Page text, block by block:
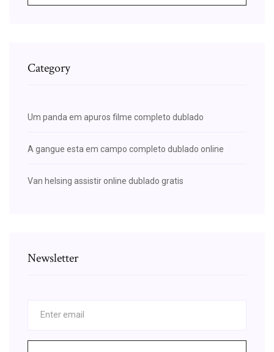
Category
Um panda em apuros filme completo dublado
A gangue esta em campo completo dublado online
Van helsing assistir online dublado gratis
Newsletter